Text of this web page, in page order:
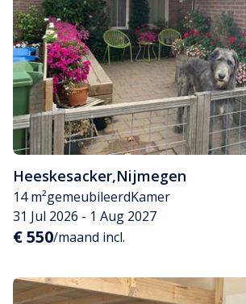
Heeskesacker,Nijmegen
14 m²gemeubileerdKamer
31 Jul 2026 - 1 Aug 2027
€ 550/maand incl.